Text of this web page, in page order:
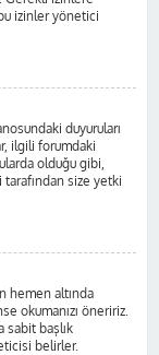
izinler yönetici
duyuruları
ilgili forumdaki
olduğu gibi,
size yetki
hemen altında
okumanızı öneririz.
sabit başlık
belirler.